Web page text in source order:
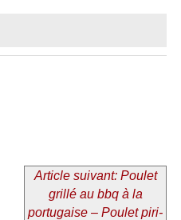
Article suivant: Poulet
grillé au bbq à la
portugaise – Poulet piri-